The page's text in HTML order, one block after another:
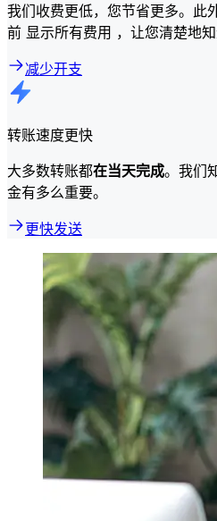
我们收费更低，您节省更多。此
前 显示所有费用 ，让您清楚地知
减少开支
转账速度更快
大多数转账都在当天完成。我们
金有多么重要。
更快发送